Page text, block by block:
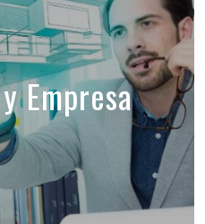
Empresa